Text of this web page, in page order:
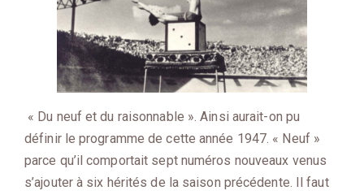
« Du neuf et du raisonnable ». Ainsi aurait-on pu
définir le programme de cette année 1947. « Neuf »
parce qu’il comportait sept numéros nouveaux venus
s’ajouter à six hérités de la saison précédente. Il faut